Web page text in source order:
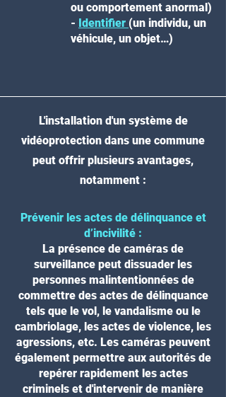
ou comportement anormal)
- Identifier (un individu, un
véhicule, un objet…)
L'installation d'un système de
vidéoprotection dans une commune
peut offrir plusieurs avantages,
notamment :
Prévenir les actes de délinquance et
d’incivilité :
La présence de caméras de
surveillance peut dissuader les
personnes malintentionnées de
commettre des actes de délinquance
tels que le vol, le vandalisme ou le
cambriolage, les actes de violence, les
agressions, etc. Les caméras peuvent
également permettre aux autorités de
repérer rapidement les actes
criminels et d'intervenir de manière